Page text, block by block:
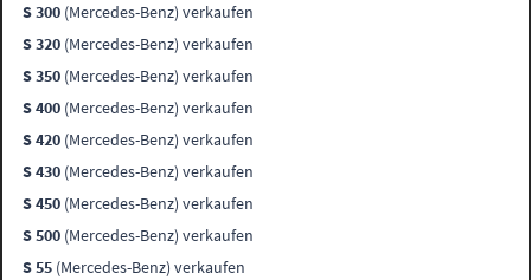
S 300 (Mercedes-Benz) verkaufen
S 320 (Mercedes-Benz) verkaufen
S 350 (Mercedes-Benz) verkaufen
S 400 (Mercedes-Benz) verkaufen
S 420 (Mercedes-Benz) verkaufen
S 430 (Mercedes-Benz) verkaufen
S 450 (Mercedes-Benz) verkaufen
S 500 (Mercedes-Benz) verkaufen
S 55 (Mercedes-Benz) verkaufen